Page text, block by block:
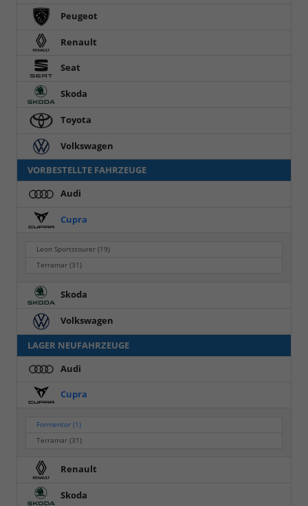
Peugeot
Renault
Seat
Skoda
Toyota
Volkswagen
VORBESTELLTE FAHRZEUGE
Audi
Cupra
Leon Sportstourer(19)
Terramar(31)
Skoda
Volkswagen
LAGER NEUFAHRZEUGE
Audi
Cupra
Formentor(1)
Terramar(31)
Renault
Skoda